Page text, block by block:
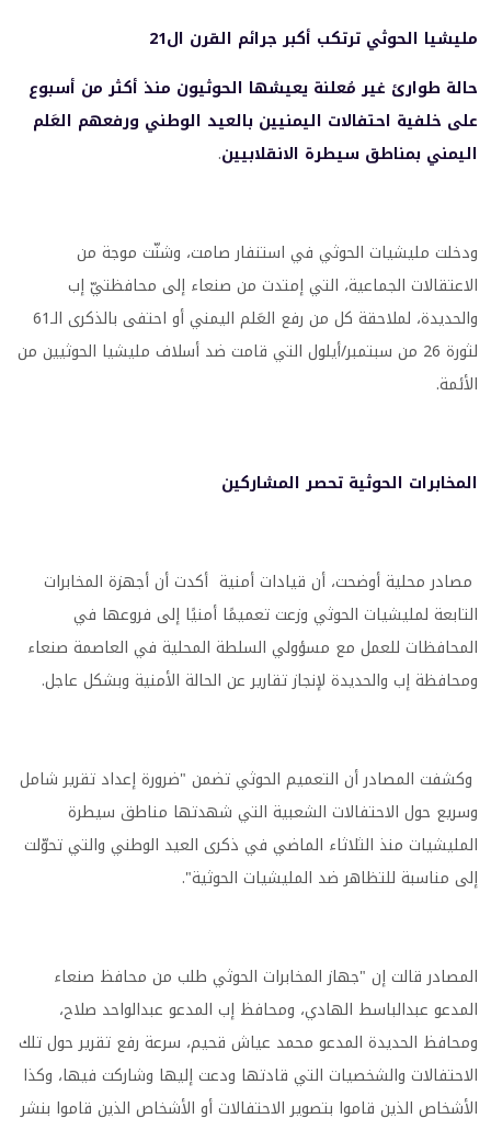
مليشيا الحوثي ترتكب أكبر جرائم القرن ال21
حالة طوارئ غير مُعلنة يعيشها الحوثيون منذ أكثر من أسبوع
على خلفية احتفالات اليمنيين بالعيد الوطني ورفعهم العَلم
اليمني بمناطق سيطرة الانقلابيين.
ودخلت مليشيات الحوثي في استنفار صامت، وشنّت موجة من
الاعتقالات الجماعية، التي إمتدت من صنعاء إلى محافظتيّ إب
والحديدة، لملاحقة كل من رفع العَلم اليمني أو احتفى بالذكرى الـ61
لثورة 26 من سبتمبر/أيلول التي قامت ضد أسلاف مليشيا الحوثيين من
الأئمة.
المخابرات الحوثية تحصر المشاركين
مصادر محلية أوضحت، أن قيادات أمنية أكدت أن أجهزة المخابرات
التابعة لمليشيات الحوثي وزعت تعميمًا أمنيًا إلى فروعها في
المحافظات للعمل مع مسؤولي السلطة المحلية في العاصمة صنعاء
ومحافظة إب والحديدة لإنجاز تقارير عن الحالة الأمنية وبشكل عاجل.
وكشفت المصادر أن التعميم الحوثي تضمن "ضرورة إعداد تقرير شامل
وسريع حول الاحتفالات الشعبية التي شهدتها مناطق سيطرة
المليشيات منذ الثلاثاء الماضي في ذكرى العيد الوطني والتي تحوّلت
إلى مناسبة للتظاهر ضد المليشيات الحوثية".
المصادر قالت إن "جهاز المخابرات الحوثي طلب من محافظ صنعاء
المدعو عبدالباسط الهادي، ومحافظ إب المدعو عبدالواحد صلاح،
ومحافظ الحديدة المدعو محمد عياش قحيم، سرعة رفع تقرير حول تلك
الاحتفالات والشخصيات التي قادتها ودعت إليها وشاركت فيها، وكذا
الأشخاص الذين قاموا بتصوير الاحتفالات أو الأشخاص الذين قاموا بنشر